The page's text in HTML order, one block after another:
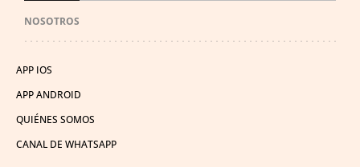
NOSOTROS
APP IOS
APP ANDROID
QUIÉNES SOMOS
CANAL DE WHATSAPP